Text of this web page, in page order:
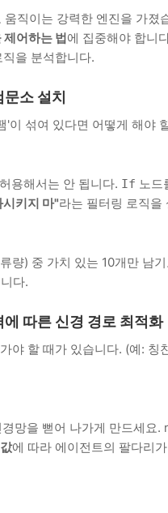
직이는 강력한 엔진을 가졌
제어하는 법에 집중해야 합니
을 분석합니다.
소 설치
이 섞여 있다면 어떻게 해야
용해서는 안 됩니다. If 노드
키지 마"라는 필터링 로직을
량) 중 가치 있는 10개만 남
다.
따른 신경 경로 최적화
야 할 때가 있습니다. (예: 칭
망을 뻗어 나가게 만드세요.
에 따라 에이전트의 팔다리